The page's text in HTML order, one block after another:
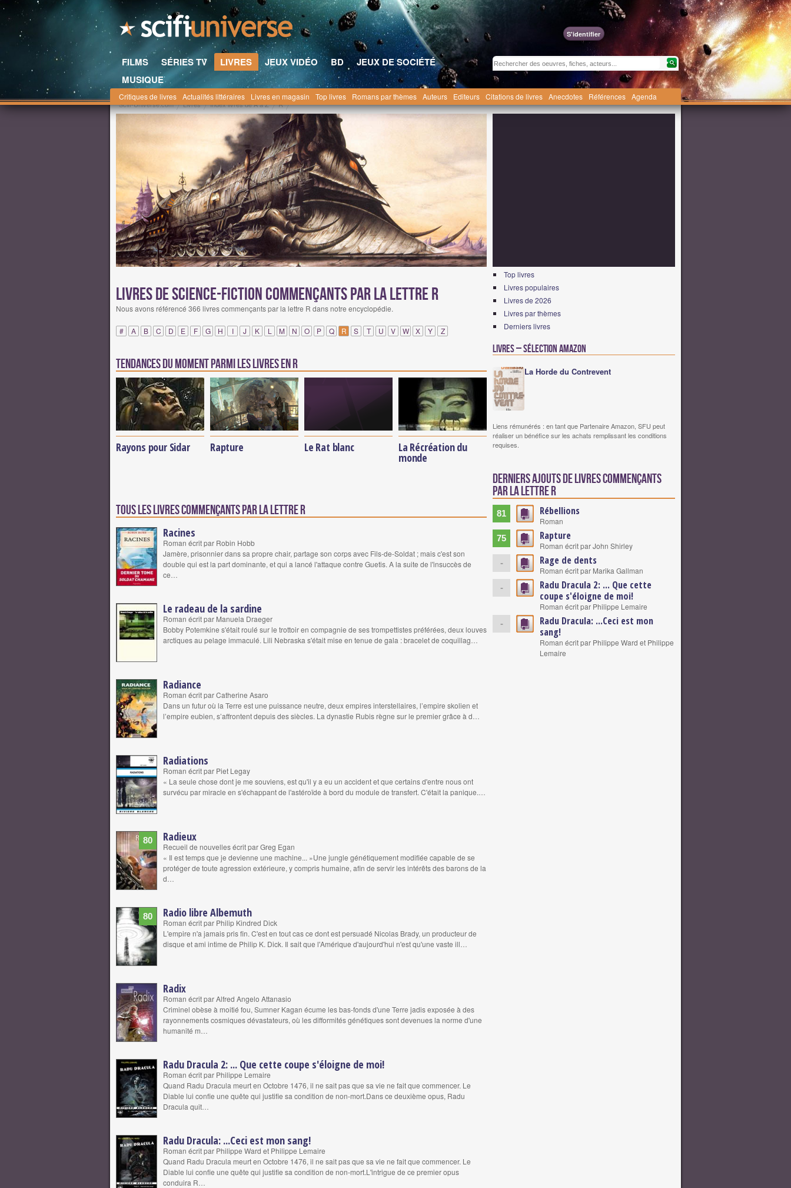
S'identifier
FILMS SÉRIES TV LIVRES JEUX VIDÉO BD
JEUX DE SOCIÉTÉ
MUSIQUE
Critiques de livres Actualités littéraires Livres en magasin Top livres Romans par thèmes Auteurs Editeurs Citations de livres Anecdotes Références Agenda
Scifi-Universe.com Livres Index livres de A à Z R
Livres de science-fiction commençants par la lettre R
Nous avons référencé 366 livres commençants par la lettre R dans notre encyclopédie.
# A B C D E F G H I J K L M N O P Q R S T U V W X Y Z
Tendances du moment parmi les livres en r
Rayons pour Sidar Rapture Le Rat blanc La Récréation du
monde
Tous les livres commençants par la lettre R
Racines
Roman écrit par Robin Hobb
Jamère, prisonnier dans sa propre chair, partage son corps avec Fils-de-Soldat ; mais c'est son
double qui est la part dominante, et qui a lancé l'attaque contre Guetis. A la suite de l'insuccès de
ce…
Le radeau de la sardine
Roman écrit par Manuela Draeger
Bobby Potemkine s'était roulé sur le trottoir en compagnie de ses trompettistes préférées, deux louves
arctiques au pelage immaculé. Lili Nebraska s'était mise en tenue de gala : bracelet de coquillag…
Radiance
Roman écrit par Catherine Asaro
Dans un futur où la Terre est une puissance neutre, deux empires interstellaires, l’empire skolien et
l’empire eubien, s’affrontent depuis des siècles. La dynastie Rubis règne sur le premier grâce à d…
Radiations
Roman écrit par Piet Legay
« La seule chose dont je me souviens, est qu'il y a eu un accident et que certains d'entre nous ont
survécu par miracle en s'échappant de l'astéroïde à bord du module de transfert. C'était la panique.…
80 Radieux
Recueil de nouvelles écrit par Greg Egan
« Il est temps que je devienne une machine... »Une jungle génétiquement modifiée capable de se
protéger de toute agression extérieure, y compris humaine, afin de servir les intérêts des barons de la
d…
80 Radio libre Albemuth
Roman écrit par Philip Kindred Dick
L'empire n'a jamais pris fin. C'est en tout cas ce dont est persuadé Nicolas Brady, un producteur de
disque et ami intime de Philip K. Dick. Il sait que l'Amérique d'aujourd'hui n'est qu'une vaste ill…
Radix
Roman écrit par Alfred Angelo Attanasio
Criminel obèse à moitié fou, Sumner Kagan écume les bas-fonds d'une Terre jadis exposée à des
rayonnements cosmiques dévastateurs, où les difformités génétiques sont devenues la norme d'une
humanité m…
Radu Dracula 2: ... Que cette coupe s'éloigne de moi!
Roman écrit par Philippe Lemaire
Quand Radu Dracula meurt en Octobre 1476, il ne sait pas que sa vie ne fait que commencer. Le
Diable lui confie une quête qui justifie sa condition de non-mort.Dans ce deuxième opus, Radu
Dracula quit…
Radu Dracula: ...Ceci est mon sang!
Roman écrit par Philippe Ward et Philippe Lemaire
Quand Radu Dracula meurt en Octobre 1476, il ne sait pas que sa vie ne fait que commencer. Le
Diable lui confie une quête qui justifie sa condition de non-mort.L'intrigue de ce premier opus
conduira R…
Top livres
Livres populaires
Livres de 2026
Livres par thèmes
Derniers livres
Livres – Sélection Amazon
La Horde du Contrevent
Liens rémunérés : en tant que Partenaire Amazon, SFU peut
réaliser un bénéfice sur les achats remplissant les conditions
requises.
Derniers ajouts de livres commençants
par la lettre R
81 Rébellions
Roman
75
Rapture
Roman écrit par John Shirley
-
Rage de dents
Roman écrit par Marika Gallman
-
Radu Dracula 2: ... Que cette
coupe s'éloigne de moi!
Roman écrit par Philippe Lemaire
-
Radu Dracula: ...Ceci est mon
sang!
Roman écrit par Philippe Ward et Philippe
Lemaire